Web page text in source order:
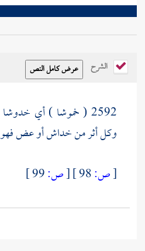
الشرح
2592 ( خموشا ) أي
وكل أثر من خداش أو عض
[ص: [ص: